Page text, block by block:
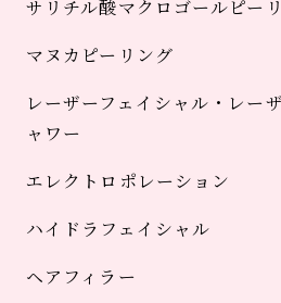
サリチル酸マクロゴールピー
マヌカピーリング
レーザーフェイシャル・レー
ャワー
エレクトロポレーション
ハイドラフェイシャル
ヘアフィラー